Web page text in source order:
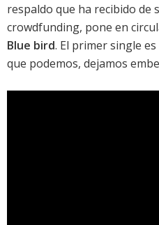
respaldo que ha recibido de
crowdfunding, pone en
Blue bird. El primer single es
que podemos, dejamos